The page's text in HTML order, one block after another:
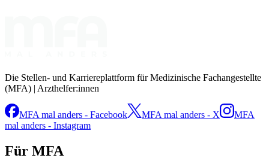
Die Stellen- und Karriereplattform für Medizinische Fachangestellte
(MFA) | Arzthelfer:innen
MFA mal anders - Facebook MFA mal anders - X
MFA
mal anders - Instagram
Für MFA